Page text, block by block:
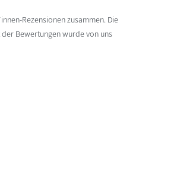
Rezensionen zusammen. Die
Bewertungen wurde von uns